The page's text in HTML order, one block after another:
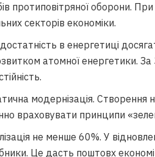
протиповітряної оборони.
секторів економіки.
в енергетиці
атомної енергетики.
модернізація. Створення
враховувати принципи
не менше 60%. У
Це дасть поштовх